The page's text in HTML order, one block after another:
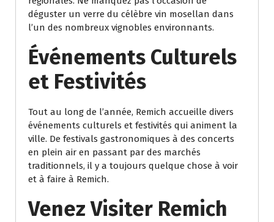
déguster un verre du célèbre vin mosellan dans
l’un des nombreux vignobles environnants.
Événements Culturels
et Festivités
Tout au long de l’année, Remich accueille divers
événements culturels et festivités qui animent la
ville. De festivals gastronomiques à des concerts
en plein air en passant par des marchés
traditionnels, il y a toujours quelque chose à voir
et à faire à Remich.
Venez Visiter Remich